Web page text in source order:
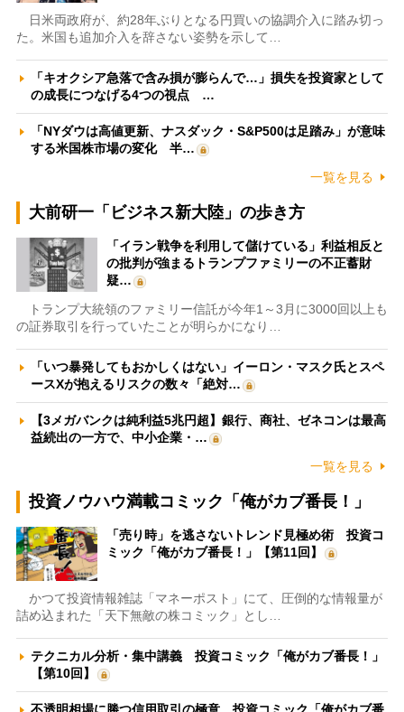
日米両政府が、約28年ぶりとなる円買いの協調介入に踏み切っ
た。米国も追加介入を辞さない姿勢を示して…
「キオクシア急落で含み損が膨らんで…」損失を投資家として
の成長につなげる4つの視点 …
「NYダウは高値更新、ナスダック・S&P500は足踏み」が意味
する米国株市場の変化 半…
一覧を見る
大前研一「ビジネス新大陸」の歩き方
「イラン戦争を利用して儲けている」利益相反と
の批判が強まるトランプファミリーの不正蓄財
疑…
トランプ大統領のファミリー信託が今年1～3月に3000回以上も
の証券取引を行っていたことが明らかになり…
「いつ暴発してもおかしくはない」イーロン・マスク氏とスペ
ースXが抱えるリスクの数々「絶対…
【3メガバンクは純利益5兆円超】銀行、商社、ゼネコンは最高
益続出の一方で、中小企業・…
一覧を見る
投資ノウハウ満載コミック「俺がカブ番長！」
「売り時」を逃さないトレンド見極め術 投資コ
ミック「俺がカブ番長！」【第11回】
かつて投資情報雑誌「マネーポスト」にて、圧倒的な情報量が
詰め込まれた「天下無敵の株コミック」とし…
テクニカル分析・集中講義 投資コミック「俺がカブ番長！」
【第10回】